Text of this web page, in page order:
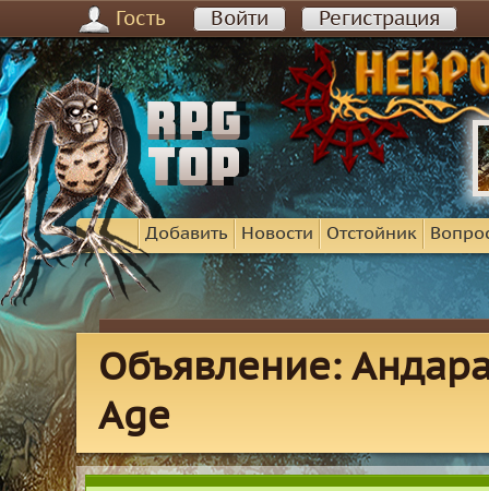
Гость Войти Регистрация
Добавить Новости Отстойник
Объявление:
Age